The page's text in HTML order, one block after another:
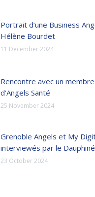
Portrait d’une Business
Hélène Bourdet
11 December 2024
Rencontre avec un
d’Angels Santé
25 November 2024
Grenoble Angels et My
interviewés par le
23 October 2024